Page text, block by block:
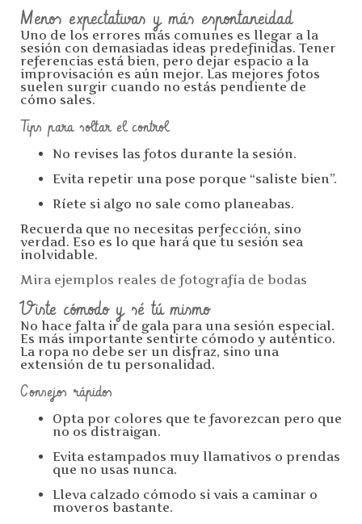
Menos expectativas y más espontaneidad
Uno de los errores más comunes es llegar a la
sesión con demasiadas ideas predefinidas. Tener
referencias está bien, pero dejar espacio a la
improvisación es aún mejor. Las mejores fotos
suelen surgir cuando no estás pendiente de
cómo sales.
Tips para soltar el control
No revises las fotos durante la sesión.
Evita repetir una pose porque “saliste bien”.
Ríete si algo no sale como planeabas.
Recuerda que no necesitas perfección, sino
verdad. Eso es lo que hará que tu sesión sea
inolvidable.
Mira ejemplos reales de fotografía de bodas
Viste cómodo y sé tú mismo
No hace falta ir de gala para una sesión especial.
Es más importante sentirte cómodo y auténtico.
La ropa no debe ser un disfraz, sino una
extensión de tu personalidad.
Consejos rápidos
Opta por colores que te favorezcan pero que
no os distraigan.
Evita estampados muy llamativos o prendas
que no usas nunca.
Lleva calzado cómodo si vais a caminar o
moveros bastante.